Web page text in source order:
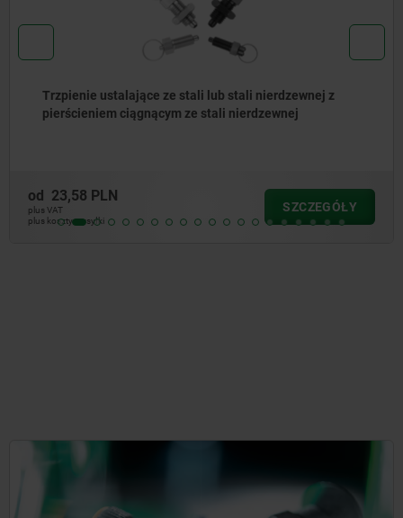
Trzpień ustalający stalowy lub ze stali nierdzewnej,
wersja krótka, z trzpieniem gwintowanym
od34,45 PLN
plus VAT
plus koszty wysyłki
SZCZEGÓŁY